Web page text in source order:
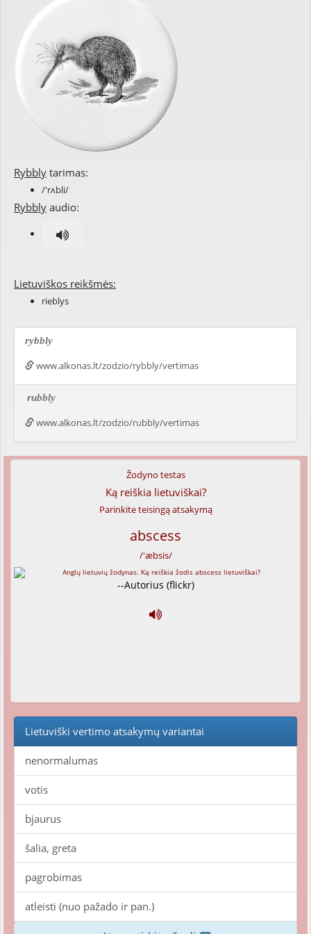
Rybbly tarimas:
/'rʌbli/
Rybbly audio:
Lietuviškos reikšmės:
rieblys
rybbly
www.alkonas.lt/zodzio/rybbly/vertimas
rubbly
www.alkonas.lt/zodzio/rubbly/vertimas
Žodyno testas
Ką reiškia lietuviškai?
Parinkite teisingą atsakymą
abscess
/'æbsis/
--Autorius (flickr)
Lietuviški vertimo atsakymų variantai
nenormalumas
votis
bjaurus
šalia, greta
pagrobimas
atleisti (nuo pažado ir pan.)